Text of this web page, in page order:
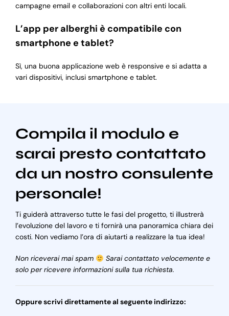
campagne email e collaborazioni con altri enti locali.
L’app per alberghi è compatibile con
smartphone e tablet?
Sì, una buona applicazione web è responsive e si adatta a
vari dispositivi, inclusi smartphone e tablet.
Compila il modulo e
sarai presto contattato
da un nostro consulente
personale!
Ti guiderà attraverso tutte le fasi del progetto, ti illustrerà
l’evoluzione del lavoro e ti fornirà una panoramica chiara dei
costi. Non vediamo l’ora di aiutarti a realizzare la tua idea!
Non riceverai mai spam
Sarai contattato velocemente e
solo per ricevere informazioni sulla tua richiesta.
Oppure scrivi direttamente al seguente indirizzo: